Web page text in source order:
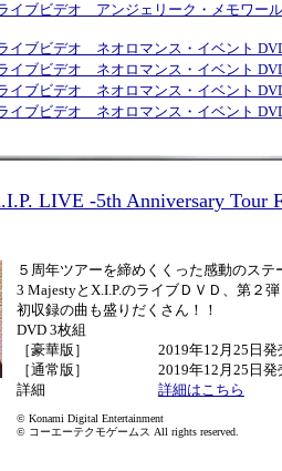
イブビデオ アンジェリーク・メモワー
イブビデオ ネオロマンス・イベント
イブビデオ ネオロマンス・イベント
イブビデオ ネオロマンス・イベント
イブビデオ ネオロマンス・イベント
LIVE -5th Anniversary Tour
５周年ツアーを締めくくった感動のステ
3 MajestyとX.I.P.のライブＤＶＤ、第２弾
初収録の曲も盛りだくさん！！
DVD 3枚組
［豪華版］
2019年12月25日発
［通常版］
2019年12月25日発
詳細
詳細はこちら
© Konami Digital Entertainment
© コーエーテクモゲームス All rights reserved.